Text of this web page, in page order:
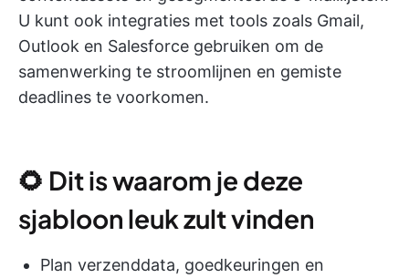
U kunt ook integraties met tools zoals Gmail,
Outlook en Salesforce gebruiken om de
samenwerking te stroomlijnen en gemiste
deadlines te voorkomen.
🌻 Dit is waarom je deze
sjabloon leuk zult vinden
Plan verzenddata, goedkeuringen en